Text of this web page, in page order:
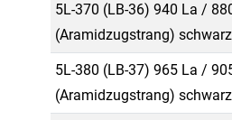
5L-370 (LB-36) 940 La /
(Aramidzugstrang) schwarz
5L-380 (LB-37) 965 La /
(Aramidzugstrang) schwarz